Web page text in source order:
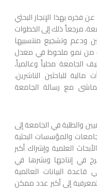
فخره بهذا الإنجاز البحثي
مرجعاً ذلك إلى الخطوات
ودعم وتشجيع منتسبيها
من نمو ‏ملحوظ في معدل
الجامعة محلياً وعالمياً،
للباحثين الناشرين،
مع رسالة الجامعة
والطلبة في الجامعة إلى
والمؤسسات البحثية
العلمية وإشراك أكبر
في إنتاجها ونشرها في
البيانات العالمية
إلى أكبر عدد ممكن